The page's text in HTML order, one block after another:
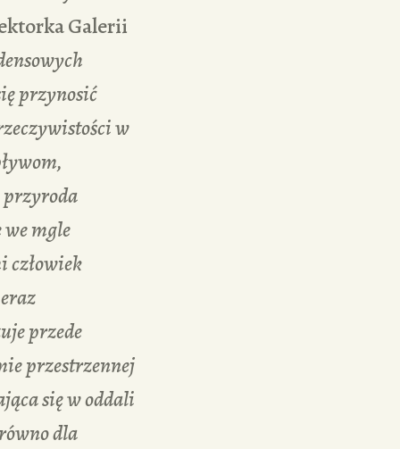
Galerii
przynosić
w
mgle
człowiek
przede
przestrzennej
się w oddali
dla